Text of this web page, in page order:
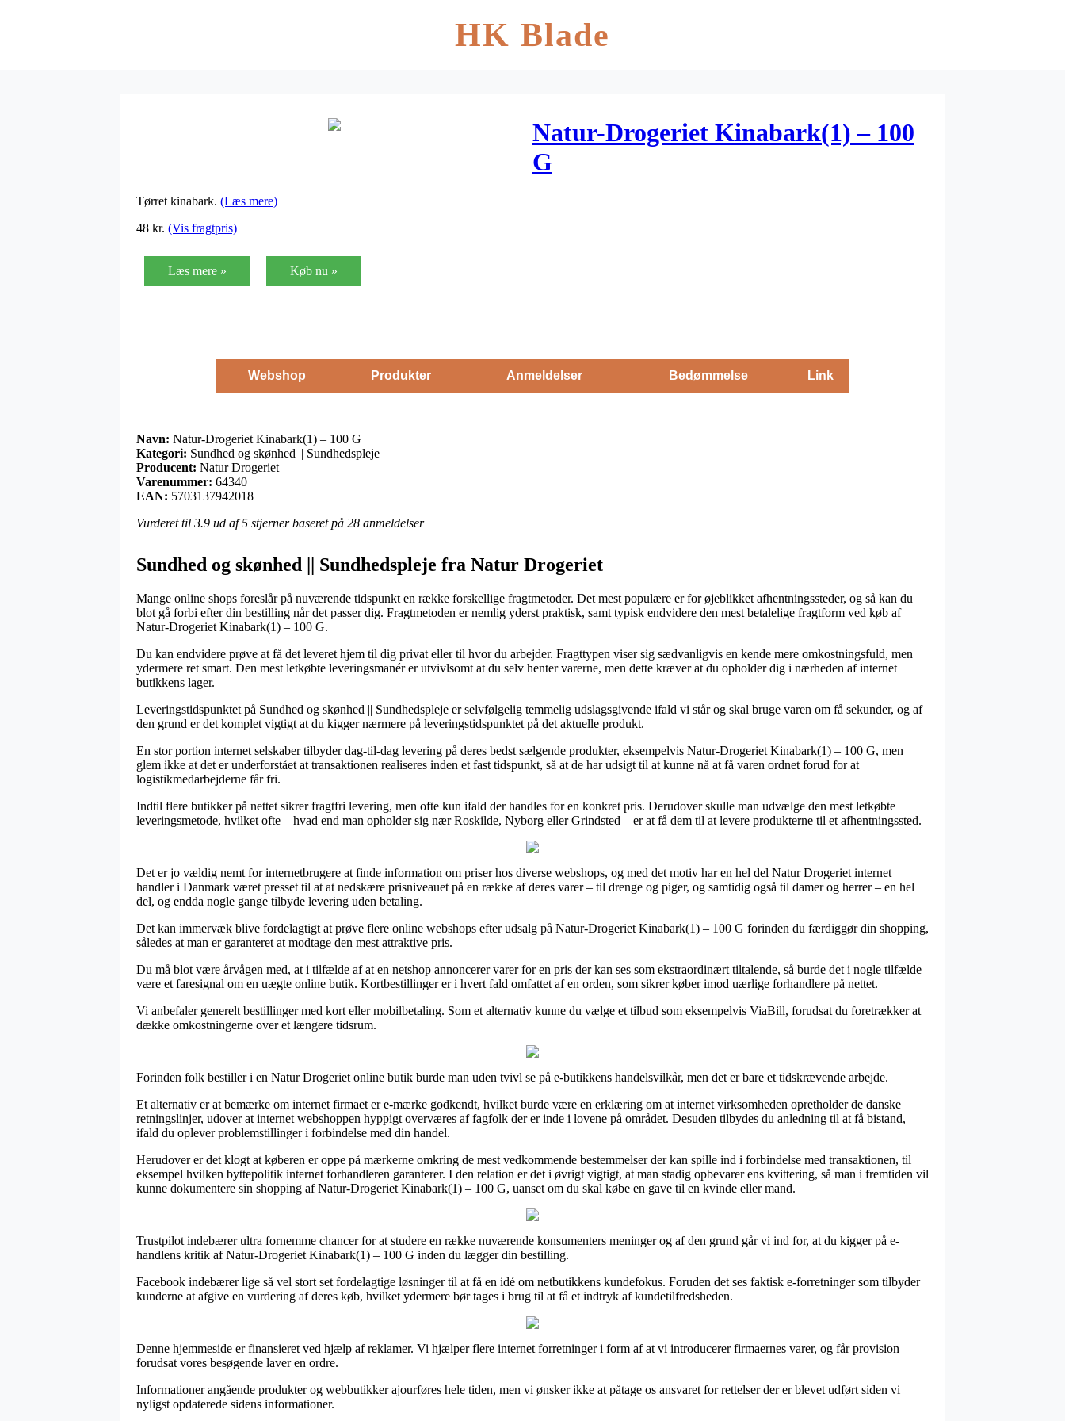
HK Blade
Natur-Drogeriet Kinabark(1) – 100
G
Tørret kinabark. (Læs mere)
48 kr. (Vis fragtpris)
Læs mere » Køb nu »
Webshop Produkter Anmeldelser Bedømmelse Link
Navn: Natur-Drogeriet Kinabark(1) – 100 G
Kategori: Sundhed og skønhed || Sundhedspleje
Producent: Natur Drogeriet
Varenummer: 64340
EAN: 5703137942018
Vurderet til 3.9 ud af 5 stjerner baseret på 28 anmeldelser
Sundhed og skønhed || Sundhedspleje fra Natur Drogeriet
Mange online shops foreslår på nuværende tidspunkt en række forskellige fragtmetoder. Det mest populære er for øjeblikket afhentningssteder, og så kan du
blot gå forbi efter din bestilling når det passer dig. Fragtmetoden er nemlig yderst praktisk, samt typisk endvidere den mest betalelige fragtform ved køb af
Natur-Drogeriet Kinabark(1) – 100 G.
Du kan endvidere prøve at få det leveret hjem til dig privat eller til hvor du arbejder. Fragttypen viser sig sædvanligvis en kende mere omkostningsfuld, men
ydermere ret smart. Den mest letkøbte leveringsmanér er utvivlsomt at du selv henter varerne, men dette kræver at du opholder dig i nærheden af internet
butikkens lager.
Leveringstidspunktet på Sundhed og skønhed || Sundhedspleje er selvfølgelig temmelig udslagsgivende ifald vi står og skal bruge varen om få sekunder, og af
den grund er det komplet vigtigt at du kigger nærmere på leveringstidspunktet på det aktuelle produkt.
En stor portion internet selskaber tilbyder dag-til-dag levering på deres bedst sælgende produkter, eksempelvis Natur-Drogeriet Kinabark(1) – 100 G, men
glem ikke at det er underforstået at transaktionen realiseres inden et fast tidspunkt, så at de har udsigt til at kunne nå at få varen ordnet forud for at
logistikmedarbejderne får fri.
Indtil flere butikker på nettet sikrer fragtfri levering, men ofte kun ifald der handles for en konkret pris. Derudover skulle man udvælge den mest letkøbte
leveringsmetode, hvilket ofte – hvad end man opholder sig nær Roskilde, Nyborg eller Grindsted – er at få dem til at levere produkterne til et afhentningssted.
Det er jo vældig nemt for internetbrugere at finde information om priser hos diverse webshops, og med det motiv har en hel del Natur Drogeriet internet
handler i Danmark været presset til at at nedskære prisniveauet på en række af deres varer – til drenge og piger, og samtidig også til damer og herrer – en hel
del, og endda nogle gange tilbyde levering uden betaling.
Det kan immervæk blive fordelagtigt at prøve flere online webshops efter udsalg på Natur-Drogeriet Kinabark(1) – 100 G forinden du færdiggør din shopping,
således at man er garanteret at modtage den mest attraktive pris.
Du må blot være årvågen med, at i tilfælde af at en netshop annoncerer varer for en pris der kan ses som ekstraordinært tiltalende, så burde det i nogle tilfælde
være et faresignal om en uægte online butik. Kortbestillinger er i hvert fald omfattet af en orden, som sikrer køber imod uærlige forhandlere på nettet.
Vi anbefaler generelt bestillinger med kort eller mobilbetaling. Som et alternativ kunne du vælge et tilbud som eksempelvis ViaBill, forudsat du foretrækker at
dække omkostningerne over et længere tidsrum.
Forinden folk bestiller i en Natur Drogeriet online butik burde man uden tvivl se på e-butikkens handelsvilkår, men det er bare et tidskrævende arbejde.
Et alternativ er at bemærke om internet firmaet er e-mærke godkendt, hvilket burde være en erklæring om at internet virksomheden opretholder de danske
retningslinjer, udover at internet webshoppen hyppigt overværes af fagfolk der er inde i lovene på området. Desuden tilbydes du anledning til at få bistand,
ifald du oplever problemstillinger i forbindelse med din handel.
Herudover er det klogt at køberen er oppe på mærkerne omkring de mest vedkommende bestemmelser der kan spille ind i forbindelse med transaktionen, til
eksempel hvilken byttepolitik internet forhandleren garanterer. I den relation er det i øvrigt vigtigt, at man stadig opbevarer ens kvittering, så man i fremtiden vil
kunne dokumentere sin shopping af Natur-Drogeriet Kinabark(1) – 100 G, uanset om du skal købe en gave til en kvinde eller mand.
Trustpilot indebærer ultra fornemme chancer for at studere en række nuværende konsumenters meninger og af den grund går vi ind for, at du kigger på e-
handlens kritik af Natur-Drogeriet Kinabark(1) – 100 G inden du lægger din bestilling.
Facebook indebærer lige så vel stort set fordelagtige løsninger til at få en idé om netbutikkens kundefokus. Foruden det ses faktisk e-forretninger som tilbyder
kunderne at afgive en vurdering af deres køb, hvilket ydermere bør tages i brug til at få et indtryk af kundetilfredsheden.
Denne hjemmeside er finansieret ved hjælp af reklamer. Vi hjælper flere internet forretninger i form af at vi introducerer firmaernes varer, og får provision
forudsat vores besøgende laver en ordre.
Informationer angående produkter og webbutikker ajourføres hele tiden, men vi ønsker ikke at påtage os ansvaret for rettelser der er blevet udført siden vi
nyligst opdaterede sidens informationer.